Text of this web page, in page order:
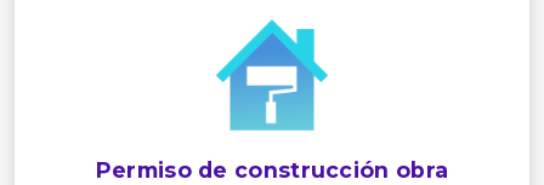
Permiso de construcción obra